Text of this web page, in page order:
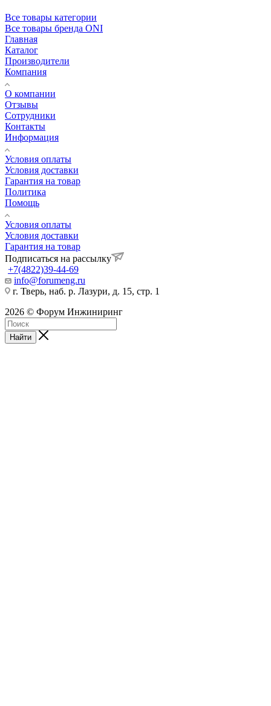
Все товары категории
Все товары бренда ONI
Главная
Каталог
Производители
Компания
О компании
Отзывы
Сотрудники
Контакты
Информация
Условия оплаты
Условия доставки
Гарантия на товар
Политика
Помощь
Условия оплаты
Условия доставки
Гарантия на товар
Подписаться на рассылку
+7(4822)39-44-69
info@forumeng.ru
г. Тверь, наб. р. Лазури, д. 15, стр. 1
2026 © Форум Инжиниринг
Найти